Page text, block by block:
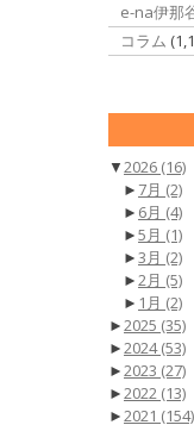
e-na伊那
コラム
▼2026 (16)
► 7月 (2)
► 6月 (4)
►5月 (1)
►3月 (2)
►2月 (5)
► 1月 (2)
►2025 (35)
►2024(53)
►2023 (27)
►2022 (13)
►2021 (154)